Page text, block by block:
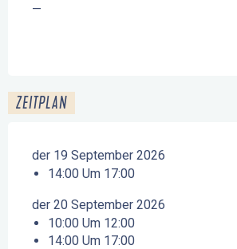
—
ZEITPLAN
der 19 September 2026
14:00 Um 17:00
der 20 September 2026
10:00 Um 12:00
14:00 Um 17:00